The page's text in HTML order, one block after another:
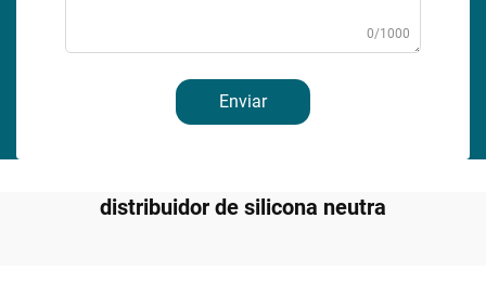
0/1000
Enviar
distribuidor de silicona neutra